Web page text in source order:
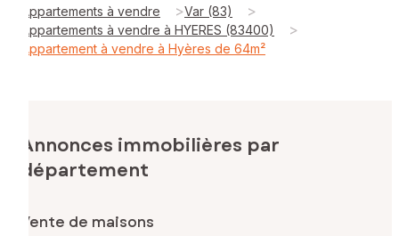
Appartements à vendre >Var (83) >
Appartements à vendre à HYERES (83400) >
Appartement à vendre à Hyères de 64m²
Annonces immobilières par
département
Vente de maisons